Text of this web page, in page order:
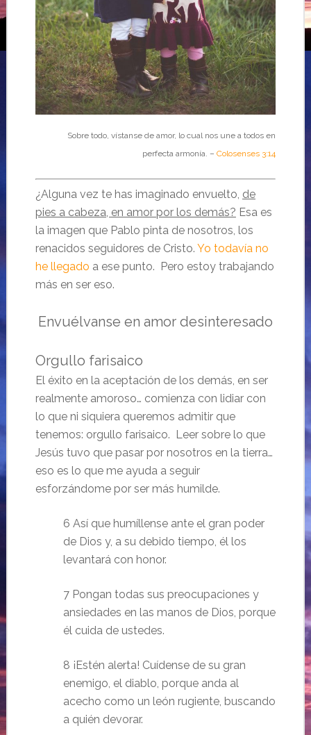
Sobre todo, vístanse de amor, lo cual nos une a todos en
perfecta armonía. –Colosenses 3:14
¿Alguna vez te has imaginado envuelto, de
pies a cabeza, en amor por los demás? Esa es
la imagen que Pablo pinta de nosotros, los
renacidos seguidores de Cristo. Yo todavía no
he llegado a ese punto. Pero estoy trabajando
más en ser eso.
Envuélvanse en amor desinteresado
Orgullo farisaico
El éxito en la aceptación de los demás, en ser
realmente amoroso… comienza con lidiar con
lo que ni siquiera queremos admitir que
tenemos: orgullo farisaico. Leer sobre lo que
Jesús tuvo que pasar por nosotros en la tierra…
eso es lo que me ayuda a seguir
esforzándome por ser más humilde.
6 Así que humíllense ante el gran poder
de Dios y, a su debido tiempo, él los
levantará con honor.
7 Pongan todas sus preocupaciones y
ansiedades en las manos de Dios, porque
él cuida de ustedes.
8 ¡Estén alerta! Cuídense de su gran
enemigo, el diablo, porque anda al
acecho como un león rugiente, buscando
a quién devorar.